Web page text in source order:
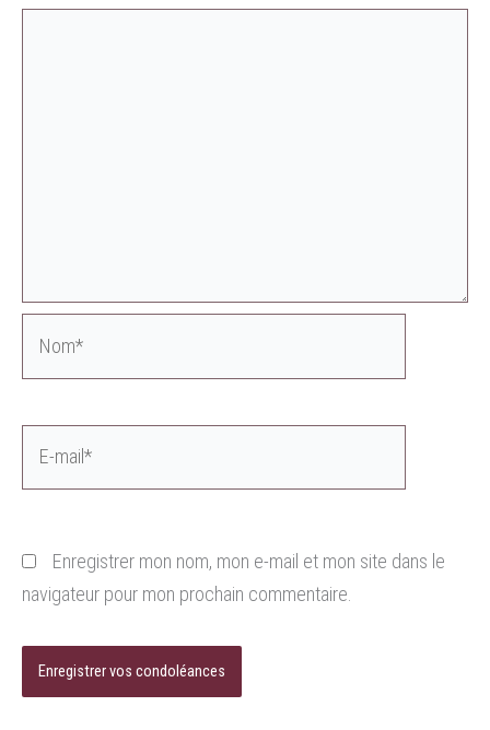
Enregistrer mon nom, mon e-mail et mon site dans le
navigateur pour mon prochain commentaire.